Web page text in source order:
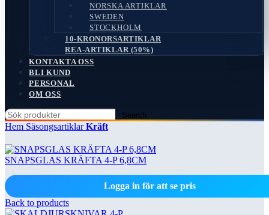
NORSKA ARTIKLAR
SWEDEN
STOCKHOLM
10-KRONORSARTIKLAR
REA-ARTIKLAR (50%)
KONTAKTA OSS
BLI KUND
PERSONAL
OM OSS
Search
Hem SäsongsartiklarKräft
SNAPSGLAS KRÄFTA 4-P 6,8CM
Logga in för att se pris
Back to products